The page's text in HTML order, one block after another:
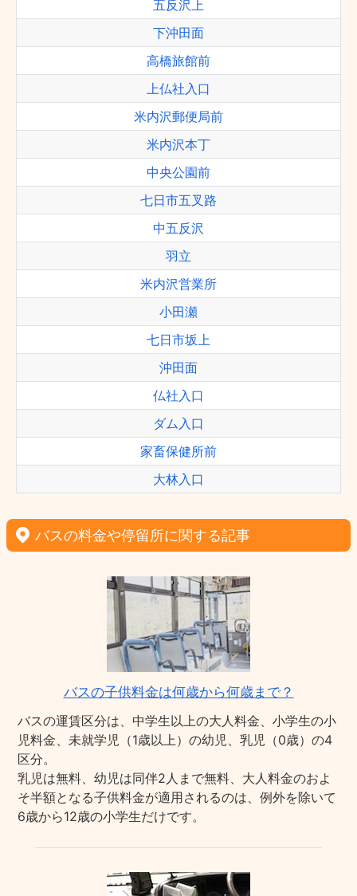
五反沢上
下沖田面
高橋旅館前
上仏社入口
米内沢郵便局前
米内沢本丁
中央公園前
七日市五叉路
中五反沢
羽立
米内沢営業所
小田瀬
七日市坂上
沖田面
仏社入口
ダム入口
家畜保健所前
大林入口
バスの料金や停留所に関する記事
バスの子供料金は何歳から何歳まで？
バスの運賃区分は、中学生以上の大人料金、小学生の小
児料金、未就学児（1歳以上）の幼児、乳児（0歳）の4
区分。
乳児は無料、幼児は同伴2人まで無料、大人料金のおよ
そ半額となる子供料金が適用されるのは、例外を除いて
6歳から12歳の小学生だけです。